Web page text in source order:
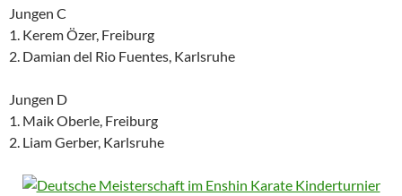
Jungen C
1. Kerem Özer, Freiburg
2. Damian del Rio Fuentes, Karlsruhe
Jungen D
1. Maik Oberle, Freiburg
2. Liam Gerber, Karlsruhe